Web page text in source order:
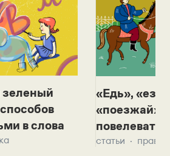
зеленый
в слова
«Едь»,
«поезжай»?
повелевать
статьи